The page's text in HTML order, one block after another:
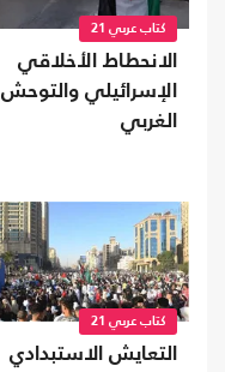
كتاب عربي 21
الانحطاط الأخلاقي
الإسرائيلي والتوحش
الغربي
كتاب عربي 21
التعايش الاستبدادي